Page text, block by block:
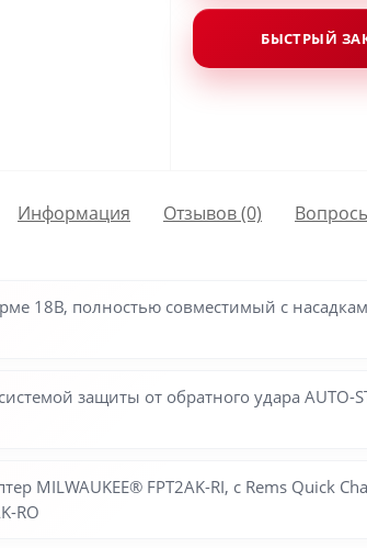
БЫСТРЫЙ
Информация Отзывов (0)
18В, полностью совместимый с
защиты от обратного удара
MILWAUKEE® FPT2AK-RI, с Rems Quick
RO